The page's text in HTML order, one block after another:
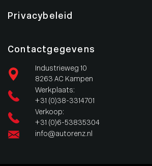
Privacybeleid
Contactgegevens
Industrieweg 10
8263 AC Kampen
Werkplaats:
+31 (0)38-3314701
Verkoop:
+31 (0)6-53835304
info@autorenz.nl